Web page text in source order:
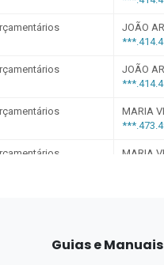
Guias e Manuais